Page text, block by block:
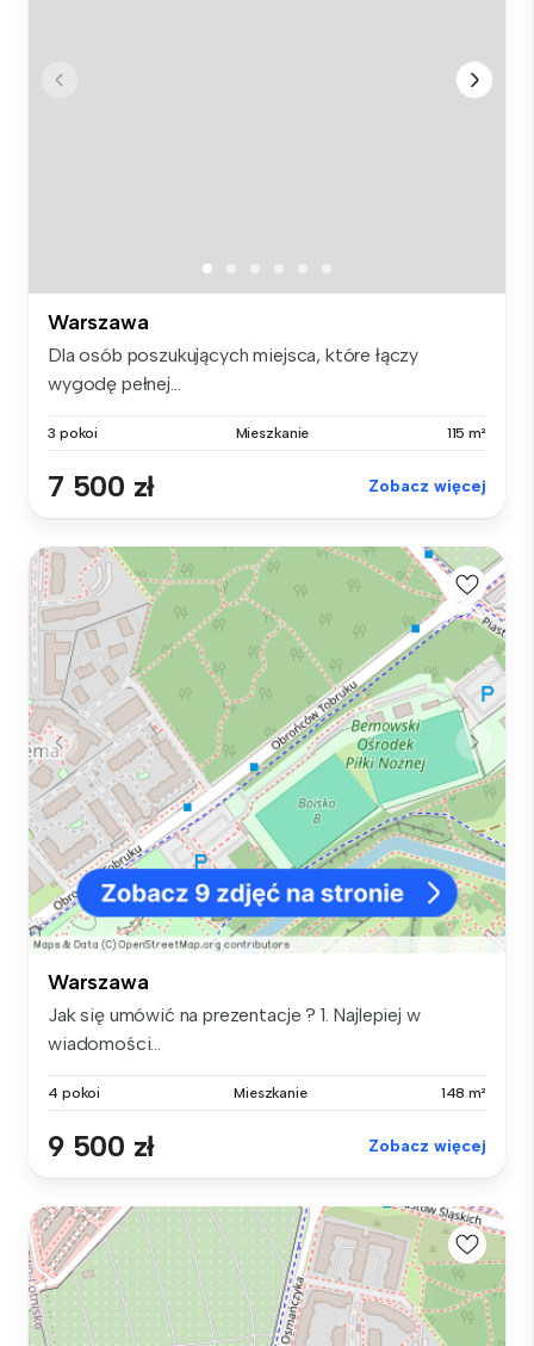
Warszawa
Dla osób poszukujących miejsca, które łączy
wygodę pełnej...
3 pokoi Mieszkanie 115 m²
7 500 zł Zobacz więcej
Warszawa
Jak się umówić na prezentacje ? 1. Najlepiej w
wiadomości...
4 pokoi Mieszkanie 148 m²
9 500 zł Zobacz więcej